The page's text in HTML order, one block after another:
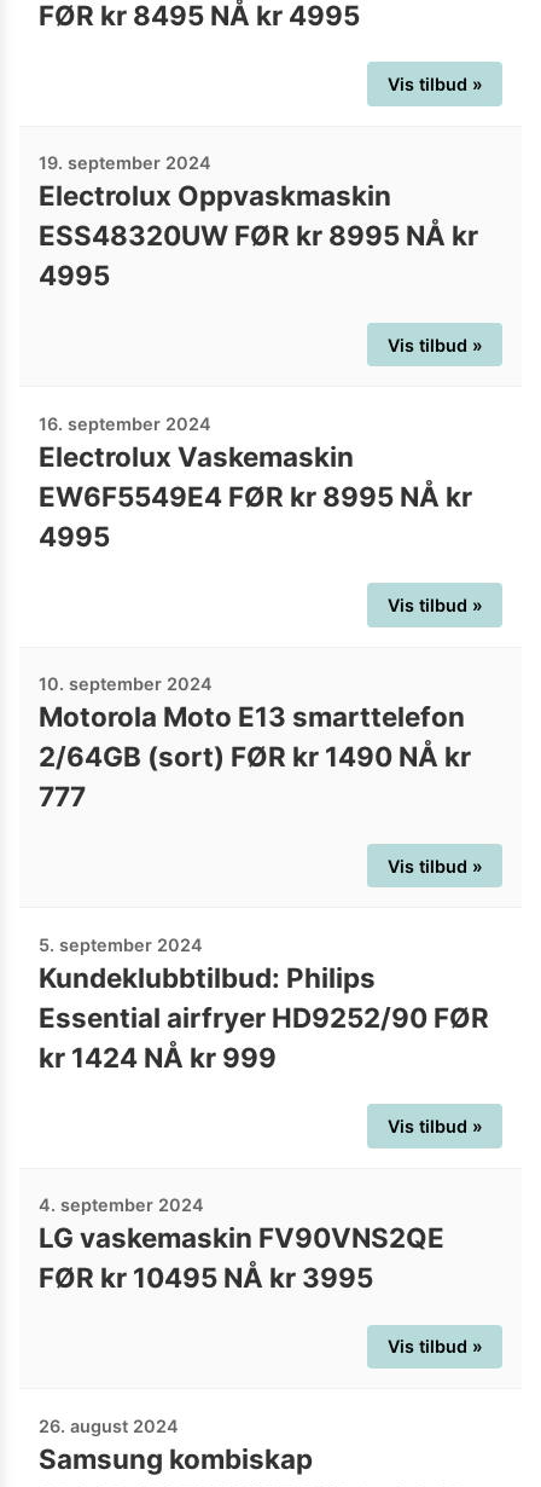
FØR kr 8495 NÅ kr 4995
Vis tilbud »
19. september 2024
Electrolux Oppvaskmaskin
ESS48320UW FØR kr 8995 NÅ kr
4995
Vis tilbud »
16. september 2024
Electrolux Vaskemaskin
EW6F5549E4 FØR kr 8995 NÅ kr
4995
Vis tilbud »
10. september 2024
Motorola Moto E13 smarttelefon
2/64GB (sort) FØR kr 1490 NÅ kr
777
Vis tilbud »
5. september 2024
Kundeklubbtilbud: Philips
Essential airfryer HD9252/90 FØR
kr 1424 NÅ kr 999
Vis tilbud »
4. september 2024
LG vaskemaskin FV90VNS2QE
FØR kr 10495 NÅ kr 3995
Vis tilbud »
26. august 2024
Samsung kombiskap